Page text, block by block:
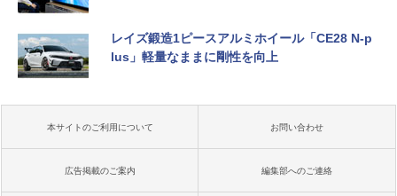
レイズ鍛造1ピースアルミホイール「CE28 N-p
lus」軽量なままに剛性を向上
本サイトのご利用について お問い合わせ
広告掲載のご案内 編集部へのご連絡